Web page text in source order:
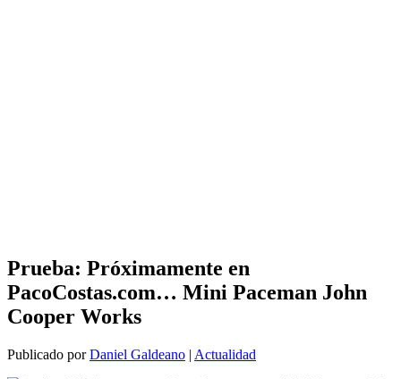
Prueba: Próximamente en
PacoCostas.com… Mini Paceman John
Cooper Works
Publicado porDaniel Galdeano | Actualidad